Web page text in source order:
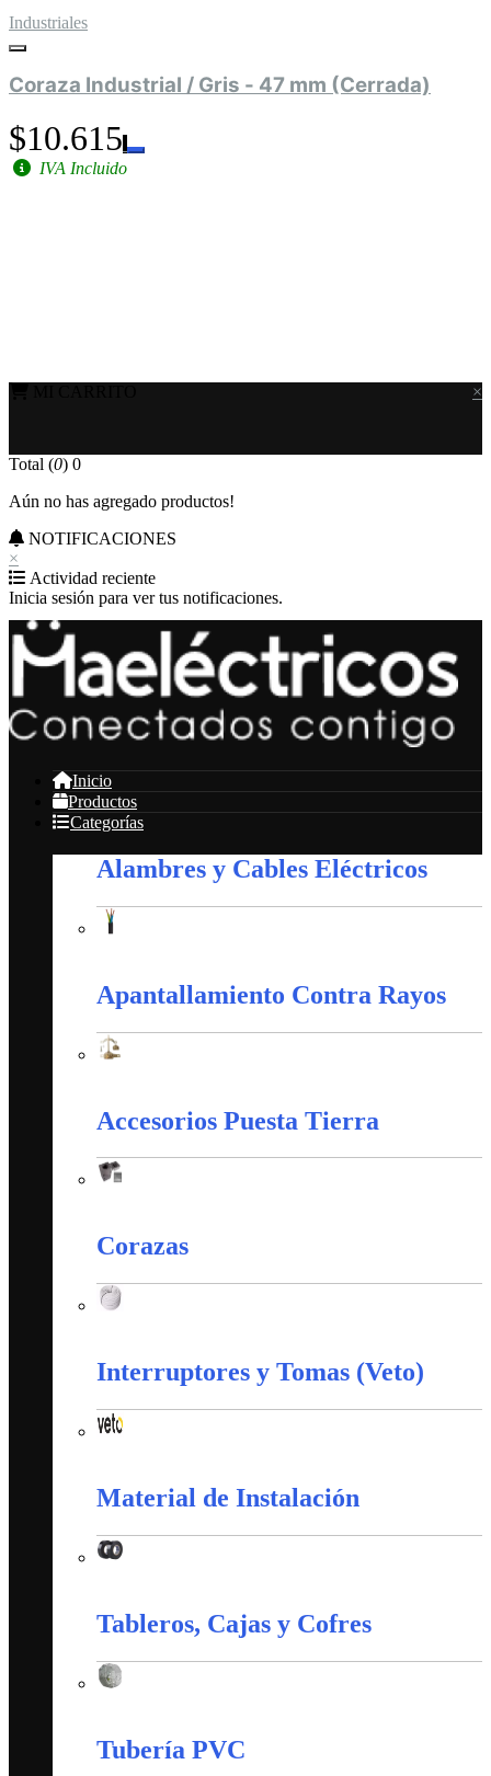
Industriales
Coraza Industrial / Gris - 47 mm (Cerrada)
$10.615
IVA Incluido
×
Total (0) 0
Aún no has agregado productos!
NOTIFICACIONES
×
Actividad reciente
Inicia sesión para ver tus notificaciones.
Inicio
Productos
Categorías
Alambres y Cables Eléctricos
Apantallamiento Contra Rayos
Accesorios Puesta Tierra
Corazas
Interruptores y Tomas (Veto)
Material de Instalación
Tableros, Cajas y Cofres
Tubería PVC